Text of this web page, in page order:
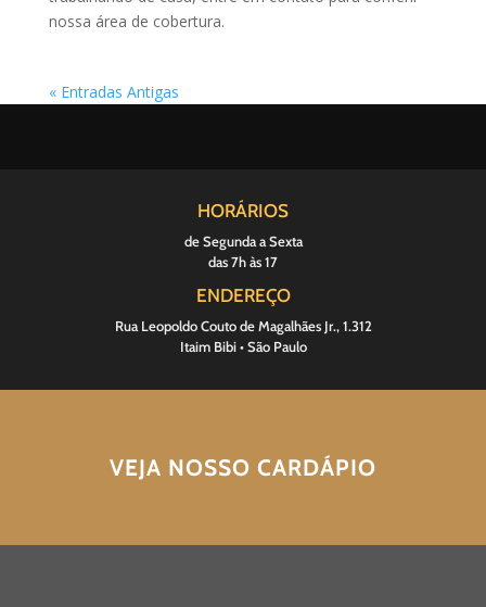
nossa área de cobertura.
« Entradas Antigas
HORÁRIOS
de Segunda a Sexta
das 7h às 17
ENDEREÇO
Rua Leopoldo Couto de Magalhães Jr., 1.312
Itaim Bibi • São Paulo
VEJA NOSSO CARDÁPIO